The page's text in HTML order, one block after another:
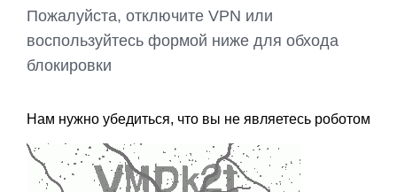
Пожалуйста, отключите VPN или
воспользуйтесь формой ниже для обхода
блокировки
Нам нужно убедиться, что вы не являетесь роботом